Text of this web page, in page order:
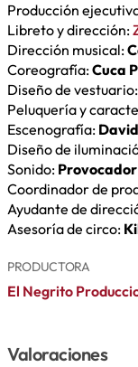
Producción
Libreto y dirección:
Dirección musical:
Coreografía:Cuca
Diseño de vestuario:
Peluquería y
Escenografía:
Diseño de
Sonido:
Coordinador de
Ayudante de
Asesoría de circo:
PRODUCTORA
El Negrito
Valoraciones